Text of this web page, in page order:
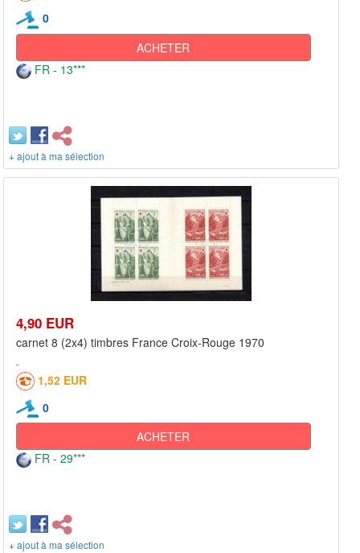
0
ACHETER
FR - 13***
+ ajout à ma sélection
4,90 EUR
carnet 8 (2x4) timbres France Croix-Rouge 1970
1,52 EUR
0
ACHETER
FR - 29***
+ ajout à ma sélection